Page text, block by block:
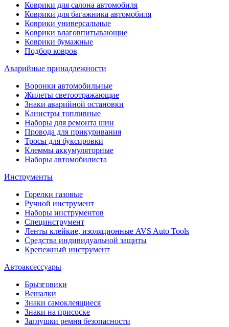
Коврики для салона автомобиля
Коврики для багажника автомобиля
Коврики универсальные
Коврики влаговпитывающие
Коврики бумажные
Подбор ковров
Аварийные принадлежности
Воронки автомобильные
Жилеты светоотражающие
Знаки аварийной остановки
Канистры топливные
Наборы для ремонта шин
Провода для прикуривания
Тросы для буксировки
Клеммы аккумуляторные
Наборы автомобилиста
Инструменты
Горелки газовые
Ручной инструмент
Наборы инструментов
Специнструмент
Ленты клейкие, изоляционные AVS Auto Tools
Средства индивидуальной защиты
Крепежный инструмент
Автоаксессуары
Брызговики
Вешалки
Знаки самоклеящиеся
Знаки на присоске
Заглушки ремня безопасности